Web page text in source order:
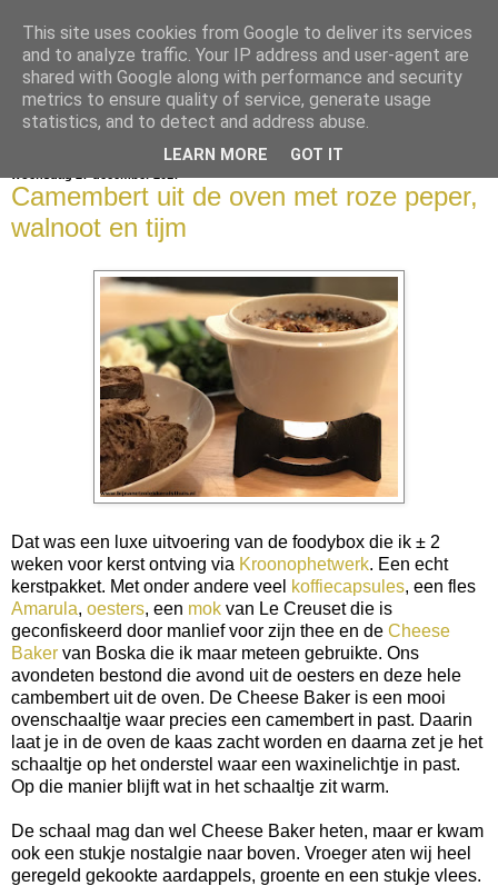
bijna net zo lekker als thuis
Camembert uit de oven met roze peper,
walnoot en tijm
Dat was een luxe uitvoering van de foodybox die ik ± 2
weken voor kerst ontving via Kroonophetwerk. Een echt
kerstpakket. Met onder andere veel koffiecapsules, een fles
Amarula, oesters, een mok van Le Creuset die is
geconfiskeerd door manlief voor zijn thee en de Cheese
Baker van Boska die ik maar meteen gebruikte. Ons
avondeten bestond die avond uit de oesters en deze hele
cambembert uit de oven. De Cheese Baker is een mooi
ovenschaaltje waar precies een camembert in past. Daarin
laat je in de oven de kaas zacht worden en daarna zet je het
schaaltje op het onderstel waar een waxinelichtje in past.
Op die manier blijft wat in het schaaltje zit warm.
De schaal mag dan wel Cheese Baker heten, maar er kwam
ook een stukje nostalgie naar boven. Vroeger aten wij heel
geregeld gekookte aardappels, groente en een stukje vlees.
This site uses cookies from Google to deliver its services
and to analyze traffic. Your IP address and user-agent are
shared with Google along with performance and security
metrics to ensure quality of service, generate usage
statistics, and to detect and address abuse.
LEARN MORE GOT IT